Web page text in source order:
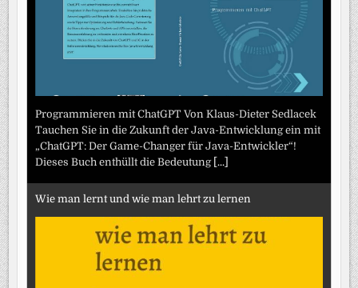
Programmieren mit ChatGPT Von Klaus-Dieter Sedlacek
Tauchen Sie in die Zukunft der Java-Entwicklung ein mit
„ChatGPT: Der Game-Changer für Java-Entwickler“!
Dieses Buch enthüllt die Bedeutung [...]
Wie man lernt und wie man lehrt zu lernen